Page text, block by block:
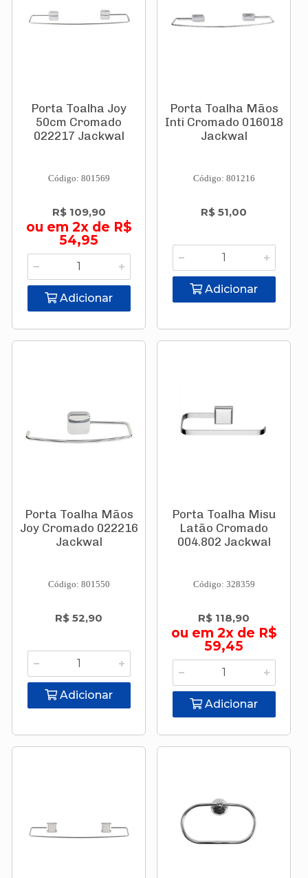
Porta Toalha Joy
50cm Cromado
022217 Jackwal
Código: 801569
R$ 109,90
ou em 2x de R$
54,95
Adicionar
Porta Toalha Mãos
Inti Cromado 016018
Jackwal
Código: 801216
R$ 51,00
Adicionar
Porta Toalha Mãos
Joy Cromado 022216
Jackwal
Código: 801550
R$ 52,90
Adicionar
Porta Toalha Misu
Latão Cromado
004.802 Jackwal
Código: 328359
R$ 118,90
ou em 2x de R$
59,45
Adicionar